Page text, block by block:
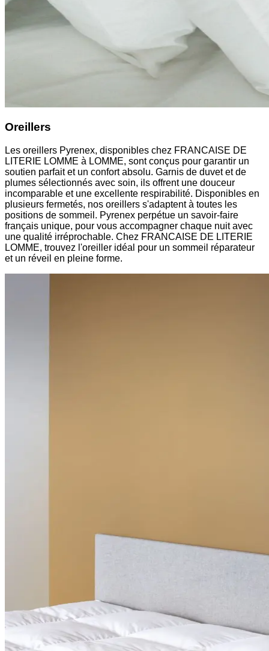
Oreillers
Les oreillers Pyrenex, disponibles chez FRANCAISE DE
LITERIE LOMME à LOMME, sont conçus pour garantir un
soutien parfait et un confort absolu. Garnis de duvet et de
plumes sélectionnés avec soin, ils offrent une douceur
incomparable et une excellente respirabilité. Disponibles en
plusieurs fermetés, nos oreillers s'adaptent à toutes les
positions de sommeil. Pyrenex perpétue un savoir-faire
français unique, pour vous accompagner chaque nuit avec
une qualité irréprochable. Chez FRANCAISE DE LITERIE
LOMME, trouvez l'oreiller idéal pour un sommeil réparateur
et un réveil en pleine forme.